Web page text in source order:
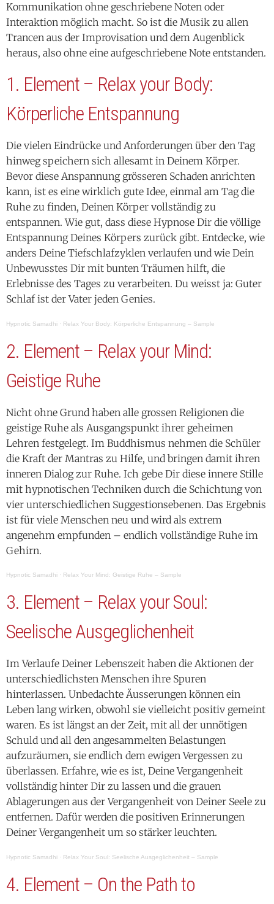
Kommunikation ohne geschriebene Noten oder
Interaktion möglich macht. So ist die Musik zu allen
Trancen aus der Improvisation und dem Augenblick
heraus, also ohne eine aufgeschriebene Note entstanden.
1. Element – Relax your Body:
Körperliche Entspannung
Die vielen Eindrücke und Anforderungen über den Tag
hinweg speichern sich allesamt in Deinem Körper.
Bevor diese Anspannung grösseren Schaden anrichten
kann, ist es eine wirklich gute Idee, einmal am Tag die
Ruhe zu finden, Deinen Körper vollständig zu
entspannen. Wie gut, dass diese Hypnose Dir die völlige
Entspannung Deines Körpers zurück gibt. Entdecke, wie
anders Deine Tiefschlafzyklen verlaufen und wie Dein
Unbewusstes Dir mit bunten Träumen hilft, die
Erlebnisse des Tages zu verarbeiten. Du weisst ja: Guter
Schlaf ist der Vater jeden Genies.
Hypnotic Samadhi · Relax Your Body: Körperliche Entspannung – Sample
2. Element – Relax your Mind:
Geistige Ruhe
Nicht ohne Grund haben alle grossen Religionen die
geistige Ruhe als Ausgangspunkt ihrer geheimen
Lehren festgelegt. Im Buddhismus nehmen die Schüler
die Kraft der Mantras zu Hilfe, und bringen damit ihren
inneren Dialog zur Ruhe. Ich gebe Dir diese innere Stille
mit hypnotischen Techniken durch die Schichtung von
vier unterschiedlichen Suggestionsebenen. Das Ergebnis
ist für viele Menschen neu und wird als extrem
angenehm empfunden – endlich vollständige Ruhe im
Gehirn.
Hypnotic Samadhi · Relax Your Mind: Geistige Ruhe – Sample
3. Element – Relax your Soul:
Seelische Ausgeglichenheit
Im Verlaufe Deiner Lebenszeit haben die Aktionen der
unterschiedlichsten Menschen ihre Spuren
hinterlassen. Unbedachte Äusserungen können ein
Leben lang wirken, obwohl sie vielleicht positiv gemeint
waren. Es ist längst an der Zeit, mit all der unnötigen
Schuld und all den angesammelten Belastungen
aufzuräumen, sie endlich dem ewigen Vergessen zu
überlassen. Erfahre, wie es ist, Deine Vergangenheit
vollständig hinter Dir zu lassen und die grauen
Ablagerungen aus der Vergangenheit von Deiner Seele zu
entfernen. Dafür werden die positiven Erinnerungen
Deiner Vergangenheit um so stärker leuchten.
Hypnotic Samadhi · Relax Your Soul: Seelische Ausgeglichenheit – Sample
4. Element – On the Path to